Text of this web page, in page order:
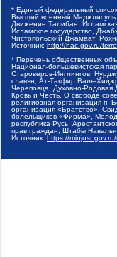
* Единый федеральный
Высший военный Маджлисуль
Движение Талибан,
Исламское государство,
Чистопольский Джамаат,
Источник: http://nac.gov.ru/
* Перечень общественных
Национал-большевистская
Староверов-Инглингов,
славян, Ат-Такфир Валь-
Череповца, Духовно-Родовая
Кровь и Честь, О свободе
религиозная организация п.
организация «Братство»,
болельщиков «Фирма»,
республика Русь,
прав граждан, Штабы
Источник: https://